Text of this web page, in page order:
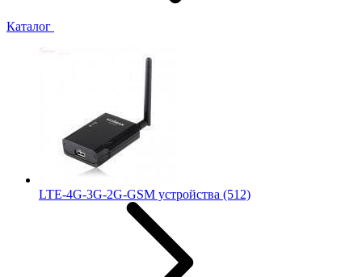
Каталог
LTE-4G-3G-2G-GSM устройства (512)